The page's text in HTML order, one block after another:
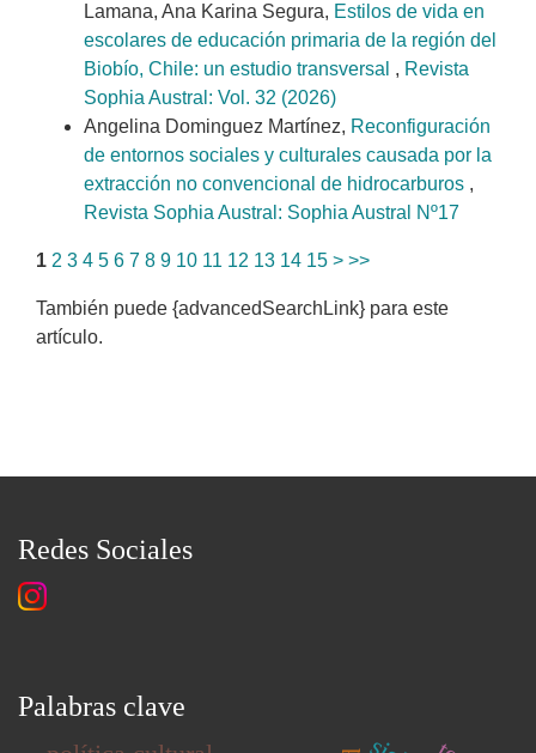
Lamana, Ana Karina Segura, Estilos de vida en
escolares de educación primaria de la región del
Biobío, Chile: un estudio transversal , Revista
Sophia Austral: Vol. 32 (2026)
Angelina Dominguez Martínez, Reconfiguración
de entornos sociales y culturales causada por la
extracción no convencional de hidrocarburos ,
Revista Sophia Austral: Sophia Austral Nº17
1 2 3 4 5 6 7 8 9 10 11 12 13 14 15 > >>
También puede {advancedSearchLink} para este
artículo.
Redes Sociales
Palabras clave